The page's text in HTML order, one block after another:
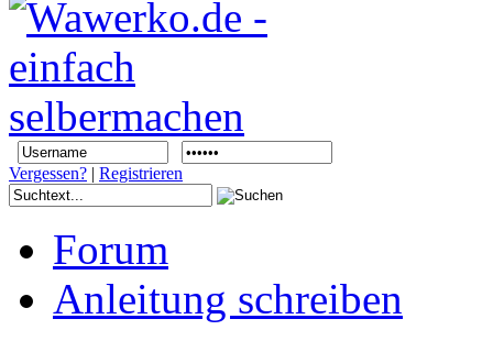
Vergessen? | Registrieren
Forum
Anleitung schreiben